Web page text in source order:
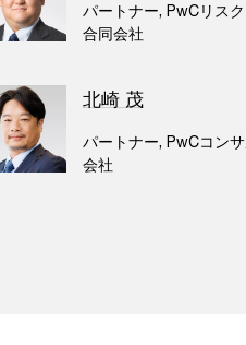
パートナー, PwCリス
合同会社
北崎 茂
パートナー, PwCコン
会社